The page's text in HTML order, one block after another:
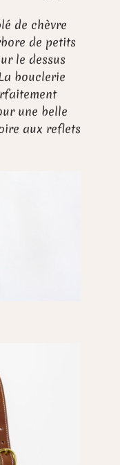
de chèvre
de petits
le dessus
bouclerie
une belle
aux reflets